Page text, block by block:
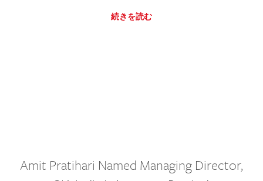
続きを読む
Amit Pratihari Named Managing Director,